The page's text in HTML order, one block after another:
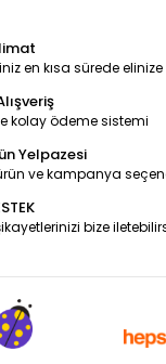
en kısa sürede elinize
kolay ödeme sistemi
Yelpazesi
ve kampanya
bize